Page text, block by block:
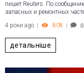
пишет Reuters. По
запасных и ремонтных
4 роки ago
808 0
детальніше